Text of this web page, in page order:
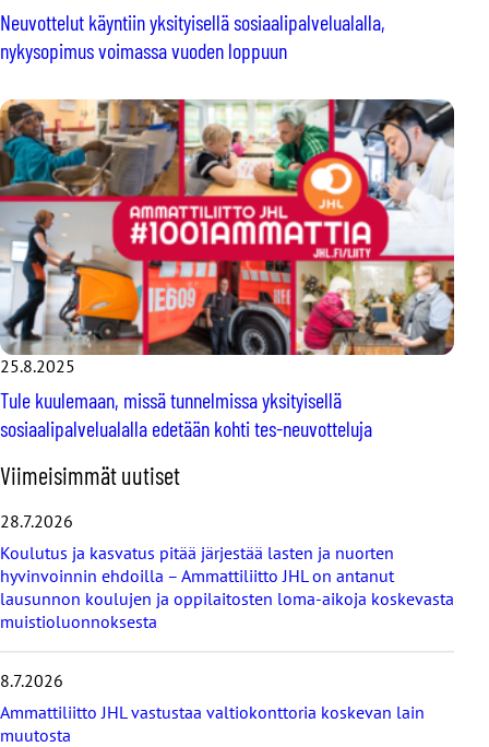
Neuvottelut käyntiin yksityisellä sosiaalipalvelualalla,
nykysopimus voimassa vuoden loppuun
25.8.2025
Tule kuulemaan, missä tunnelmissa yksityisellä
sosiaalipalvelualalla edetään kohti tes-neuvotteluja
O
h
i
t
a
v
i
i
i
s
i
Viimeisimmät uutiset
28.7.2026
Koulutus ja kasvatus pitää järjestää lasten ja nuorten
hyvinvoinnin ehdoilla – Ammattiliitto JHL on antanut
lausunnon koulujen ja oppilaitosten loma-aikoja koskevasta
muistioluonnoksesta
8.7.2026
Ammattiliitto JHL vastustaa valtiokonttoria koskevan lain
muutosta